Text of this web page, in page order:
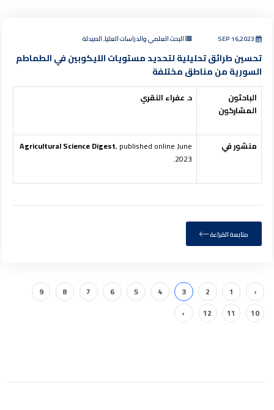
البحث العلمي والدراسات العليا, الصيدلة
تحسين طرائق تحليلية لتحديد مستويات الليكوبين في الطماطم
السورية من مناطق مختلفة
الباحثون
المشاركون
د. عفراء النقري
منشور في Agricultural Science Digest, published online June
2023.
متابعة القراءة
‹
1
2
3
4
5
6
7
8
9
10
11
12
›